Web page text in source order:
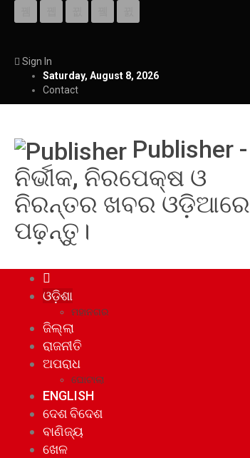
Sign In
Saturday, August 8, 2026
Contact
Publisher -
ନିର୍ଭୀକ, ନିରପେକ୍ଷ ଓ
ନିରନ୍ତର ଖବର ଓଡ଼ିଆରେ
ପଢ଼ନ୍ତୁ।
ଓଡ଼ିଶା
ମହାନଗର
ଜିଲ୍ଲା
ରାଜନୀତି
ଅପରାଧ
ଘୋଟାଲା
ENGLISH
ଦେଶ ବିଦେଶ
ବାଣିଜ୍ୟ
ଖେଳ